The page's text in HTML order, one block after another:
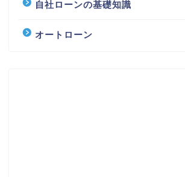
自社ローンの基礎知識
オートローン